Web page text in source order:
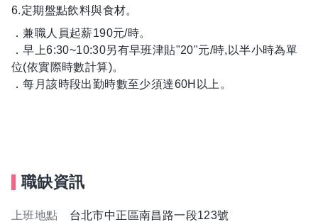
6.定期盤點飲料與食材。
．兼職人員起薪190元/時。
．早上6:30~10:30另有早班津貼"20"元/時,以半小時為單
位(依實際時數計算)。
．每月該時段出勤時數至少須達60H以上。
職缺資訊
上班地點 台北市中正區南昌路一段123號